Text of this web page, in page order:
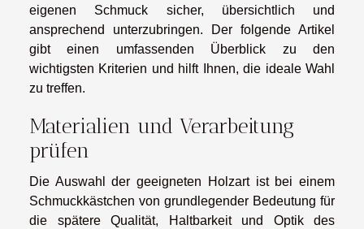
eigenen Schmuck sicher, übersichtlich und
ansprechend unterzubringen. Der folgende Artikel
gibt einen umfassenden Überblick zu den
wichtigsten Kriterien und hilft Ihnen, die ideale Wahl
zu treffen.
Materialien und Verarbeitung
prüfen
Die Auswahl der geeigneten Holzart ist bei einem
Schmuckkästchen von grundlegender Bedeutung für
die spätere Qualität, Haltbarkeit und Optik des